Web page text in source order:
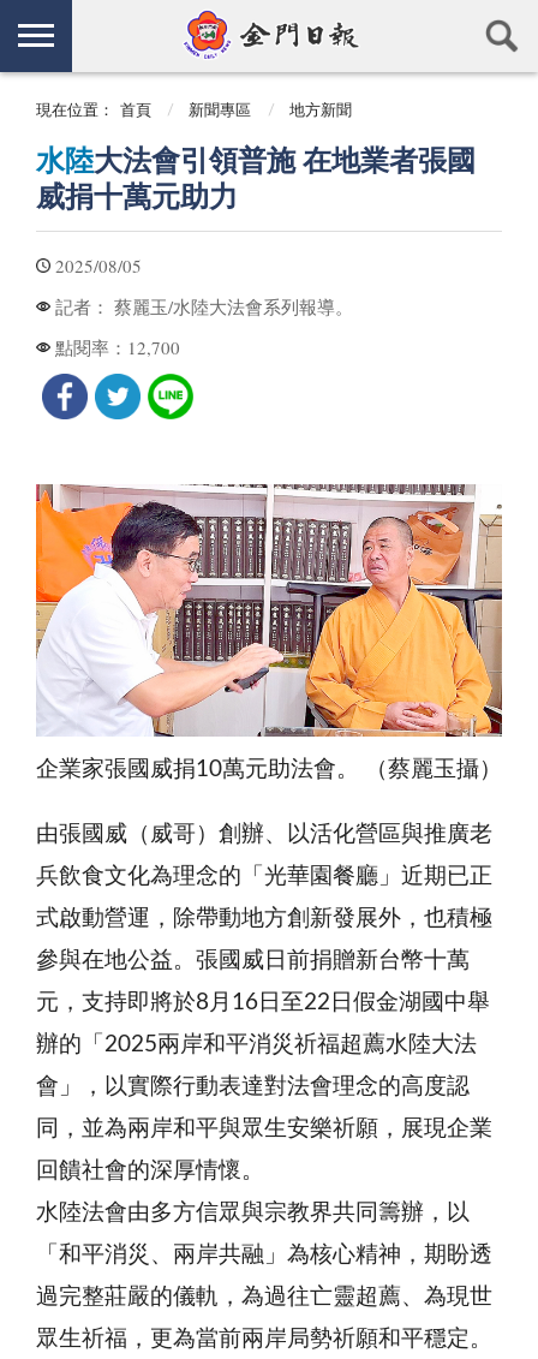
現在位置： 首頁 新聞專區 地方新聞
水陸大法會引領普施 在地業者張國
威捐十萬元助力
2025/08/05
記者： 蔡麗玉/水陸大法會系列報導。
點閱率： 12,700
企業家張國威捐10萬元助法會。 （蔡麗玉攝）
由張國威（威哥）創辦、以活化營區與推廣老
兵飲食文化為理念的「光華園餐廳」近期已正
式啟動營運，除帶動地方創新發展外，也積極
參與在地公益。張國威日前捐贈新台幣十萬
元，支持即將於8月16日至22日假金湖國中舉
辦的「2025兩岸和平消災祈福超薦水陸大法
會」，以實際行動表達對法會理念的高度認
同，並為兩岸和平與眾生安樂祈願，展現企業
回饋社會的深厚情懷。
水陸法會由多方信眾與宗教界共同籌辦，以
「和平消災、兩岸共融」為核心精神，期盼透
過完整莊嚴的儀軌，為過往亡靈超薦、為現世
眾生祈福，更為當前兩岸局勢祈願和平穩定。